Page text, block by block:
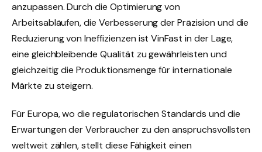
anzupassen. Durch die Optimierung von
Arbeitsabläufen, die Verbesserung der Präzision und die
Reduzierung von Ineffizienzen ist VinFast in der Lage,
eine gleichbleibende Qualität zu gewährleisten und
gleichzeitig die Produktionsmenge für internationale
Märkte zu steigern.
Für Europa, wo die regulatorischen Standards und die
Erwartungen der Verbraucher zu den anspruchsvollsten
weltweit zählen, stellt diese Fähigkeit einen